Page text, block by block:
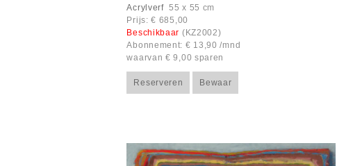
Acrylverf55 x 55 cm
Prijs: € 685,00
Beschikbaar (KZ2002)
Abonnement: € 13,90 /mnd
waarvan € 9,00 sparen
Reserveren Bewaar